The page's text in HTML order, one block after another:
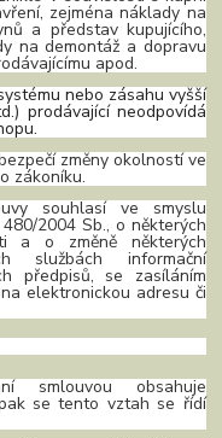
zejména náklady na
a představ kupujícího,
na demontáž a dopravu
apod.
nebo zásahu vyšší
prodávající neodpovídá
změny okolností ve
zákoníku.
souhlasí ve smyslu
2004 Sb., o některých
a o změně některých
službách informační
předpisů, se zasíláním
elektronickou adresu či
smlouvou obsahuje
se tento vztah se řídí